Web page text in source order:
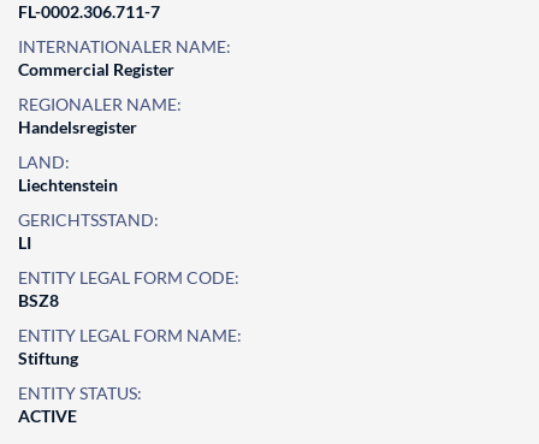
FL-0002.306.711-7
INTERNATIONALER NAME:
Commercial Register
REGIONALER NAME:
Handelsregister
LAND:
Liechtenstein
GERICHTSSTAND:
LI
ENTITY LEGAL FORM CODE:
BSZ8
ENTITY LEGAL FORM NAME:
Stiftung
ENTITY STATUS:
ACTIVE